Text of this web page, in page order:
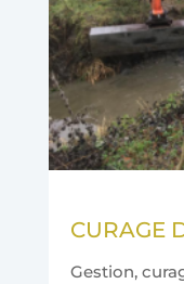
CURAGE
Gestion,